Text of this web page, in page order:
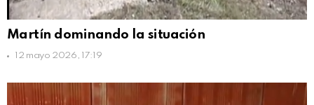
Martín dominando la situación
12 mayo 2026, 17:19